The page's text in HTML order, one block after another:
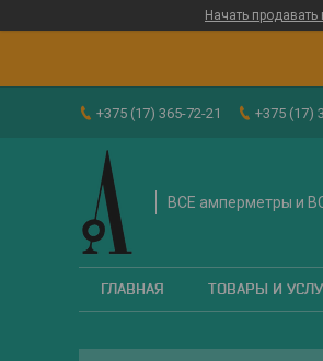
Начать продавать
+375 (17) 365-72-21 +375 (17)
ВСЕ амперметры и
ГЛАВНАЯ ТОВАРЫ И